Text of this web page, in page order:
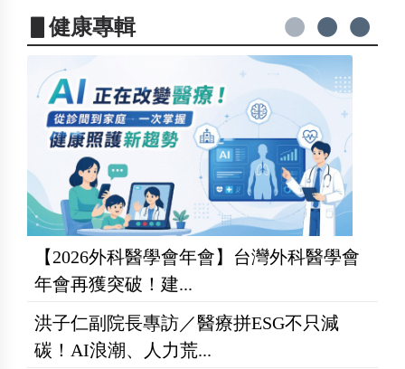
▋健康專輯
【2026外科醫學會年會】台灣外科醫學會
年會再獲突破！建...
洪子仁副院長專訪／醫療拼ESG不只減
碳！AI浪潮、人力荒...